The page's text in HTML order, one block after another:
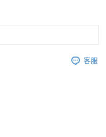
客服